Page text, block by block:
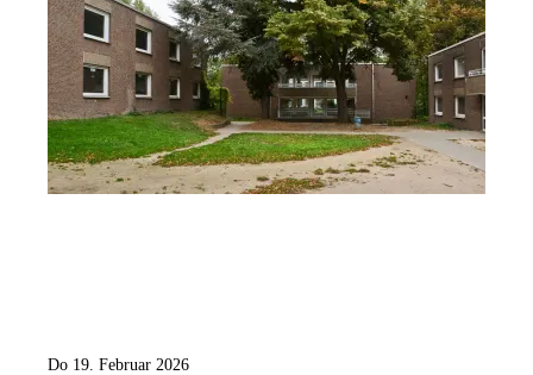
Do 19. Februar 2026